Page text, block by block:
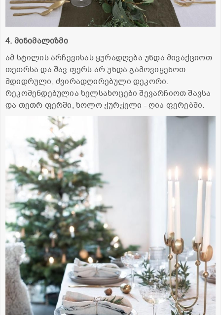
4. მინიმალიზმი
ამ სტილის არჩევისას ყურადღება უნდა მივაქციოთ
თეთრსა და შავ ფერს.არ უნდა გამოვიყენოთ
მდიდრული, ძვირადღირებული დეკორი.
რეკომენდებულია ხელსახოცები შევარჩიოთ შავსა
და თეთრ ფერში, ხოლო ჭურჭელი - ღია ფერებში.